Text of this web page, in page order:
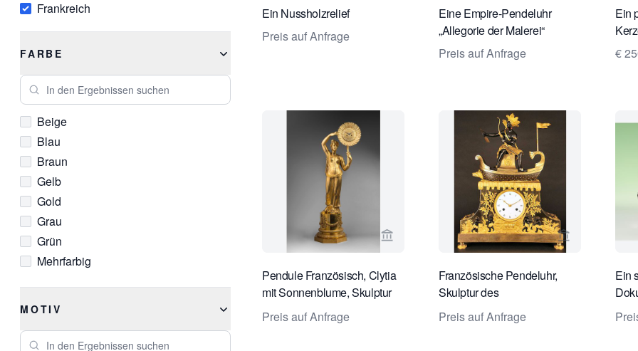
Seil
Silber
Stahl
Frankreich
FARBE
In den Ergebnissen suchen
Beige
Blau
Braun
Gelb
Gold
Grau
Grün
Mehrfarbig
Silber
MOTIV
In den Ergebnissen suchen
Ein Nussholzrelief
Preis auf Anfrage
Eine Empire-Pendeluhr
„Allegorie der Malerei“
Preis auf Anfrage
Ein
€
Verkaeuferseite von Van Dreven Antique Clocks
Pendule Französisch, Clytia
mit Sonnenblume, Skulptur
C. Galle, Paris, ca. 1810
Preis auf Anfrage
Französische Pendeluhr,
Skulptur des
'Amerindianischen Jägers', in
Paris um 1800.
Preis auf Anfrage
Ein
und